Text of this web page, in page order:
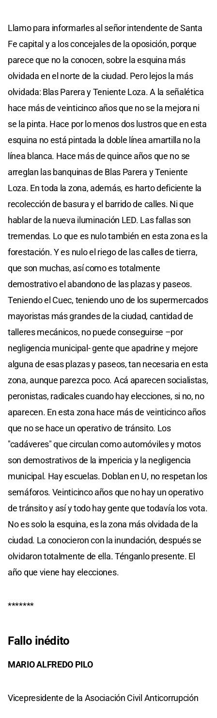
Llamo para informarles al señor intendente de Santa
Fe capital y a los concejales de la oposición, porque
parece que no la conocen, sobre la esquina más
olvidada en el norte de la ciudad. Pero lejos la más
olvidada: Blas Parera y Teniente Loza. A la señalética
hace más de veinticinco años que no se la mejora ni
se la pinta. Hace por lo menos dos lustros que en esta
esquina no está pintada la doble línea amartilla no la
línea blanca. Hace más de quince años que no se
arreglan las banquinas de Blas Parera y Teniente
Loza. En toda la zona, además, es harto deficiente la
recolección de basura y el barrido de calles. Ni que
hablar de la nueva iluminación LED. Las fallas son
tremendas. Lo que es nulo también en esta zona es la
forestación. Y es nulo el riego de las calles de tierra,
que son muchas, así como es totalmente
demostrativo el abandono de las plazas y paseos.
Teniendo el Cuec, teniendo uno de los supermercados
mayoristas más grandes de la ciudad, cantidad de
talleres mecánicos, no puede conseguirse –por
negligencia municipal- gente que apadrine y mejore
alguna de esas plazas y paseos, tan necesaria en esta
zona, aunque parezca poco. Acá aparecen socialistas,
peronistas, radicales cuando hay elecciones, si no, no
aparecen. En esta zona hace más de veinticinco años
que no se hace un operativo de tránsito. Los
"cadáveres" que circulan como automóviles y motos
son demostrativos de la impericia y la negligencia
municipal. Hay escuelas. Doblan en U, no respetan los
semáforos. Veinticinco años que no hay un operativo
de tránsito y así y todo hay gente que todavía los vota.
No es solo la esquina, es la zona más olvidada de la
ciudad. La conocieron con la inundación, después se
olvidaron totalmente de ella. Ténganlo presente. El
año que viene hay elecciones.
*******
Fallo inédito
MARIO ALFREDO PILO
Vicepresidente de la Asociación Civil Anticorrupción